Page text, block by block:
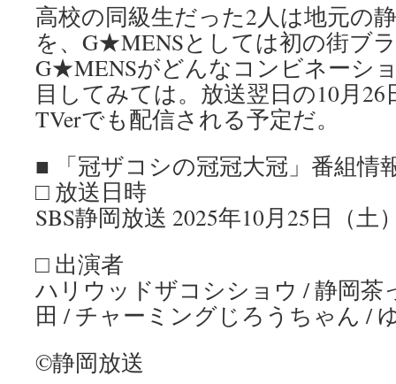
高校の同級生だった2人は地元の
を、G★MENSとしては初の街ブ
G★MENSがどんなコンビネーシ
目してみては。放送翌日の10月
TVerでも配信される予定だ。
■ 「冠ザコシの冠冠大冠」番組情
□ 放送日時
SBS静岡放送 2025年10月25日（土
□ 出演者
ハリウッドザコシショウ / 静岡茶
田 / チャーミングじろうちゃん /
©静岡放送